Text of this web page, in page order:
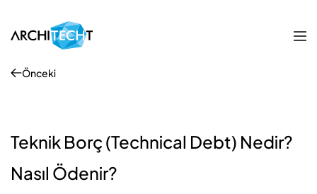
Önceki
Teknik Borç (Technical Debt) Nedir?
Nasıl Ödenir?